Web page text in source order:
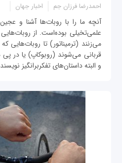
احمدرضا فرزان جم اخبار جهان
آنچه ما را با روبات‌ها آشنا و
علمی‌تخیلی بوده‌است. از
می‌زنند (ترمیناتور) تا
و البته داستان‌های تفکربرانگیز